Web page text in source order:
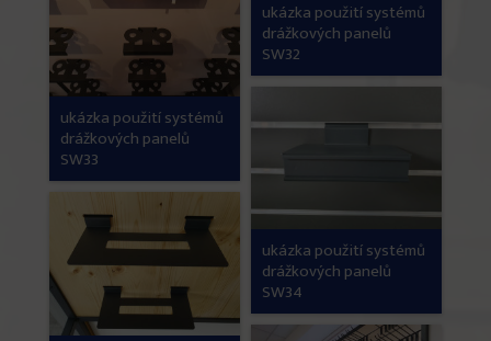
ukázka použití systémů
drážkových panelů
SW32
ukázka použití systémů
drážkových panelů
SW33
ukázka použití systémů
drážkových panelů
SW34